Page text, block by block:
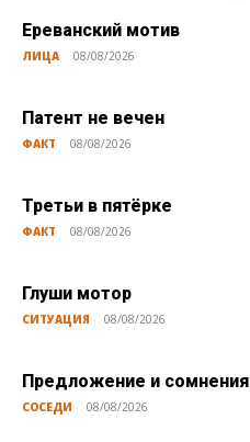
Ереванский мотив
ЛИЦА 08/08/2026
Патент не вечен
ФАКТ 08/08/2026
Третьи в пятёрке
ФАКТ 08/08/2026
Глуши мотор
СИТУАЦИЯ 08/08/2026
Предложение и сомнения
СОСЕДИ 08/08/2026